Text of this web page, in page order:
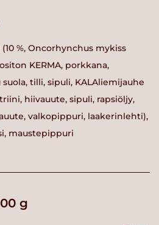
%, Oncorhynchus mykiss
KERMA, porkkana,
tilli, sipuli, KALAliemijauhe
hiivauute, sipuli, rapsiöljy,
valkopippuri, laakerinlehti),
maustepippuri
g